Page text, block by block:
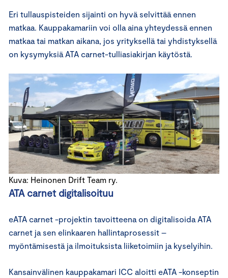
Eri tullauspisteiden sijainti on hyvä selvittää ennen
matkaa. Kauppakamariin voi olla aina yhteydessä ennen
matkaa tai matkan aikana, jos yrityksellä tai yhdistyksellä
on kysymyksiä ATA carnet-tulliasiakirjan käytöstä.
Kuva: Heinonen Drift Team ry.
ATA carnet digitalisoituu
eATA carnet -projektin tavoitteena on digitalisoida ATA
carnet ja sen elinkaaren hallintaprosessit –
myöntämisestä ja ilmoituksista liiketoimiin ja kyselyihin.
Kansainvälinen kauppakamari ICC aloitti eATA -konseptin